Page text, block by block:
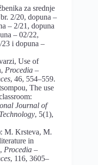
za srednje
2/20, dopuna –
– 2/21, dopuna
– 02/22,
i dopuna –
Use of
Procedia –
, 46, 554–559.
The use
Journal of
, 5(1),
M. Krsteva, M.
in
Procedia –
, 116, 3605–